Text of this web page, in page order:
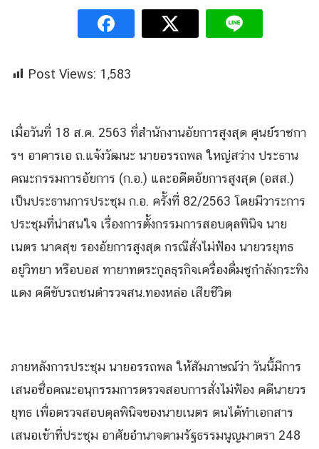
Post Views: 1,583
เมื่อวันที่ 18 ส.ค. 2563 ที่สำนักงานอัยการสูงสุด ศูนย์ราชกา
รฯ อาคารเอ ถ.แจ้งวัฒนะ นายอรรถพล ใหญ่สว่าง ประธาน
คณะกรรมการอัยการ (ก.อ.) และอดีตอัยการสูงสุด (อสส.)
เป็นประธานการประชุม ก.อ. ครั้งที่ 82/2563 โดยมีวาระการ
ประชุมที่น่าสนใจ เรื่องการตั้งกรรมการสอบดุลพินิจ นาย
เนตร นาคสุข รองอัยการสูงสุด กรณีสั่งไม่ฟ้อง นายวรยุทธ
อยู่วิทยา หรือบอส ทายาทตระกูลธุรกิจเครื่องดื่มชูกำลังกระทิง
แดง คดีขับรถชนตำรวจสน.ทองหล่อ เสียชีวิต
ภายหลังการประชุม นายอรรถพล ให้สัมภาษณ์ว่า วันนี้มีการ
เสนอชื่อคณะอนุกรรมการตรวจสอบการสั่งไม่ฟ้อง คดีนายวร
ยุทธ เพื่อตรวจสอบดุลพินิจของนายเนตร ตนได้ทำเอกสาร
เสนอเข้าที่ประชุม อาศัยอำนาจตามรัฐธรรมนูญมาตรา 248